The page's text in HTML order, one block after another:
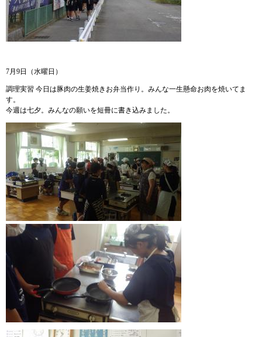
7月9日（水曜日）
調理実習 今日は豚肉の生姜焼きお弁当作り。みんな一生懸命お肉を焼いてま
す。
今週は七夕。みんなの願いを短冊に書き込みました。